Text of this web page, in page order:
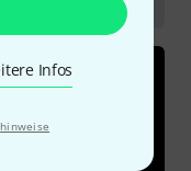
Infos